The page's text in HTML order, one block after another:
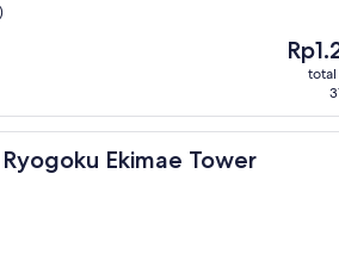
Harga
total
Ekimae Tower
Ekimae Tower